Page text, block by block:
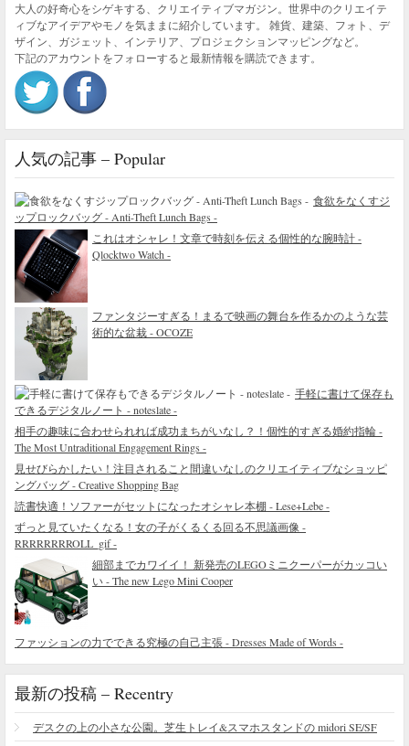
大人の好奇心をシゲキする、クリエイティブマガジン。世界中のクリエイテ
ィブなアイデアやモノを気ままに紹介しています。 雑貨、建築、フォト、デ
ザイン、ガジェット、インテリア、プロジェクションマッピングなど。
下記のアカウントをフォローすると最新情報を購読できます。
人気の記事 – Popular
食欲をなくすジ
ップロックバッグ - Anti-Theft Lunch Bags -
これはオシャレ！文章で時刻を伝える個性的な腕時計 -
Qlocktwo Watch -
ファンタジーすぎる！まるで映画の舞台を作るかのような芸
術的な盆栽 - OCOZE
手軽に書けて保存も
できるデジタルノート - noteslate -
相手の趣味に合わせられれば成功まちがいなし？！個性的すぎる婚約指輪 -
The Most Untraditional Engagement Rings -
見せびらかしたい！注目されること間違いなしのクリエイティブなショッピ
ングバッグ - Creative Shopping Bag
読書快適！ソファーがセットになったオシャレ本棚 - Lese+Lebe -
ずっと見ていたくなる！女の子がくるくる回る不思議画像 -
RRRRRRRROLL_gif -
細部までカワイイ！ 新発売のLEGOミニクーパーがカッコい
い - The new Lego Mini Cooper
ファッションの力でできる究極の自己主張 - Dresses Made of Words -
最新の投稿 – Recentry
デスクの上の小さな公園。芝生トレイ&スマホスタンドの midori SE/SF